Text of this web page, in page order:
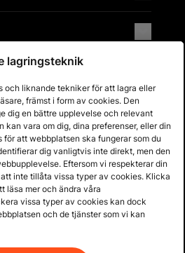
lagringsteknik
och liknande tekniker för att lagra eller
främst i form av cookies. Den
dig en bättre upplevelse och relevant
kan vara om dig, dina preferenser, eller din
att webbplatsen ska fungerar som du
dig vanligtvis inte direkt, men den
Eftersom vi respekterar din
inte tillåta vissa typer av cookies. Klicka
läsa mer och ändra våra
vissa typer av cookies kan dock
och de tjänster som vi kan